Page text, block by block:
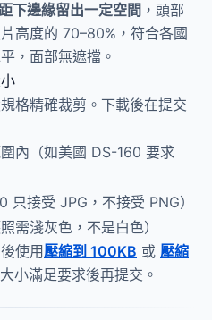
下邊緣留出一定空間 ，頭部
高度的 70–80%，符合各國
，面部無遮擋。
格精確裁剪。下載後在提交
內（如美國 DS-160 要求
只接受 JPG，不接受 PNG）
需淺灰色，不是白色）
使用壓縮到 100KB 或 壓縮
小滿足要求後再提交。